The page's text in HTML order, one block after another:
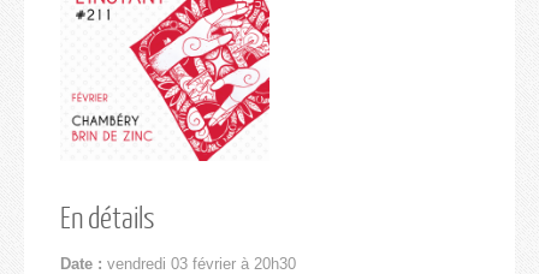
En détails
Date : vendredi 03 février à 20h30